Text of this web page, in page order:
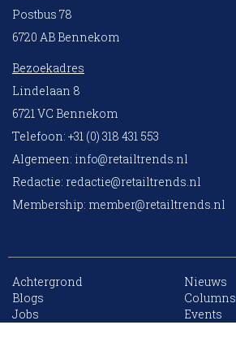
Postbus 78
6720 AB Bennekom
Bezoekadres
Lindelaan 8
6721 VC Bennekom
Telefoon: +31 (0) 318 431 553
Algemeen: info@retailtrends.nl
Redactie: redactie@retailtrends.nl
Membership: member@retailtrends.nl
Achtergrond
Nieuws
Blogs
Columns
Jobs
Events
10 collega’s